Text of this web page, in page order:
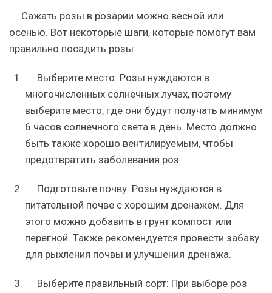
Сажать розы в розарии можно весной или
осенью. Вот некоторые шаги, которые помогут вам
правильно посадить розы:
Выберите место: Розы нуждаются в
многочисленных солнечных лучах, поэтому
выберите место, где они будут получать минимум
6 часов солнечного света в день. Место должно
быть также хорошо вентилируемым, чтобы
предотвратить заболевания роз.
Подготовьте почву: Розы нуждаются в
питательной почве с хорошим дренажем. Для
этого можно добавить в грунт компост или
перегной. Также рекомендуется провести забаву
для рыхления почвы и улучшения дренажа.
Выберите правильный сорт: При выборе роз